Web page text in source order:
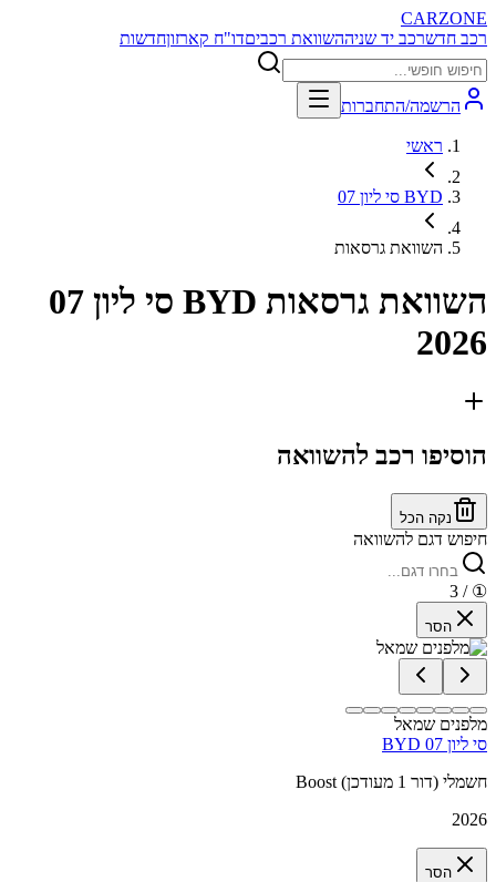
CARZONE
רכב חדשרכב יד שניההשוואת רכביםדו"ח קארזוןחדשות
הרשמה/התחברות
ראשי
BYD סי ליון 07
השוואת גרסאות
השוואת גרסאות
BYD סי ליון 07
2026
הוסיפו רכב להשוואה
נקה הכל
חיפוש דגם להשוואה
①
/ 3
הסר
מלפנים שמאל
BYD סי ליון 07
Boost חשמלי (דור 1 מעודכן)
2026
הסר